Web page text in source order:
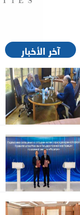
آخر الأخبار